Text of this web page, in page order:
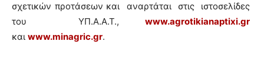
σχετικών προτάσεων και αναρτάται στις ιστοσελίδες
του ΥΠ.Α.Α.Τ., www.agrotikianaptixi.gr
και www.minagric.gr.